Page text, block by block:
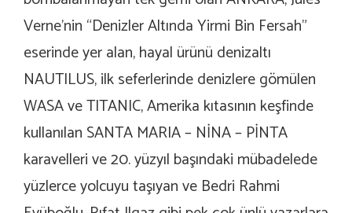
Verne’nin “Denizler Altında Yirmi Bin Fersah”
eserinde yer alan, hayal ürünü denizaltı
NAUTILUS, ilk seferlerinde denizlere gömülen
WASA ve TITANIC, Amerika kıtasının keşfinde
kullanılan SANTA MARIA – NİNA – PİNTA
karavelleri ve 20. yüzyıl başındaki mübadelede
yüzlerce yolcuyu taşıyan ve Bedri Rahmi